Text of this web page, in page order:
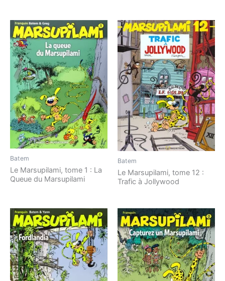
Batem
Le Marsupilami, tome 1 : La
Queue du Marsupilami
Batem
Le Marsupilami, tome 12 :
Trafic à Jollywood